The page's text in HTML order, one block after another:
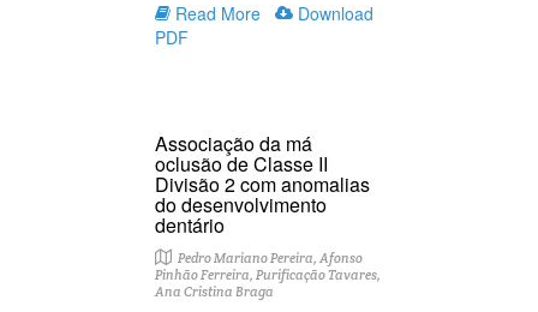
Read More
Download
PDF
Associação da má
oclusão de Classe II
Divisão 2 com anomalias
do desenvolvimento
dentário
Pedro Mariano Pereira, Afonso
Pinhão Ferreira, Purificação Tavares,
Ana Cristina Braga